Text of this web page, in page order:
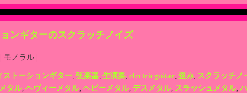
ンギターのスクラッチノイズ
モノラル |
ストーションギター, 弦楽器, 生演奏, electricguitar, 歪み, スクラッチノ
メタル, ヘヴィーメタル, ヘビーメタル, デスメタル, スラッシュメタル,